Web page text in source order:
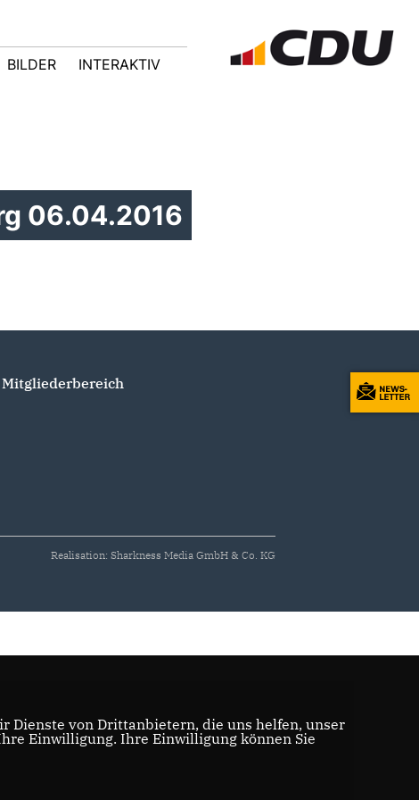
BILDER INTERAKTIV
06.04.2016
Mitgliederbereich
Realisation: Sharkness Media GmbH & Co. KG
Dienste von Drittanbietern, die uns helfen, unser
Einwilligung. Ihre Einwilligung können Sie